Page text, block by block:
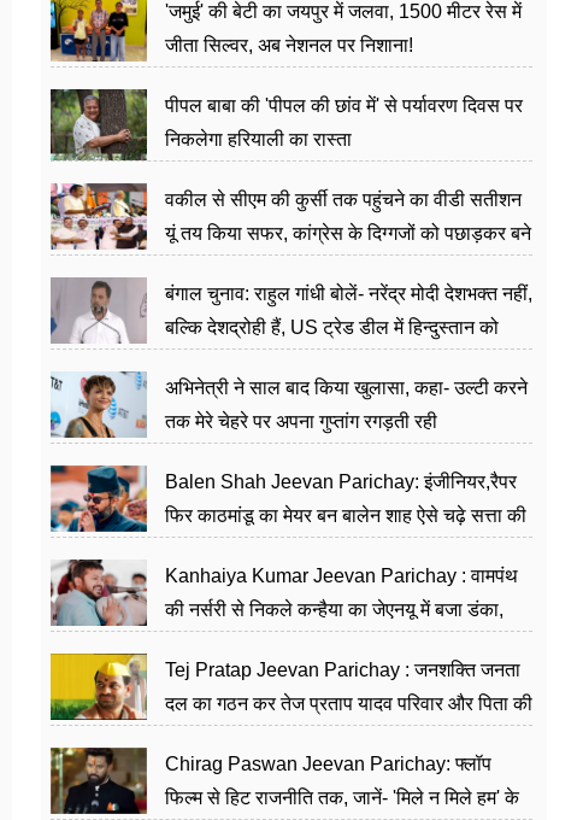
'जमुई' की बेटी का जयपुर में जलवा, 1500 मीटर रेस में
जीता सिल्वर, अब नेशनल पर निशाना!
पीपल बाबा की 'पीपल की छांव में' से पर्यावरण दिवस पर
निकलेगा हरियाली का रास्ता
वकील से सीएम की कुर्सी तक पहुंचने का वीडी सतीशन
यूं तय किया सफर, कांग्रेस के दिग्गजों को पछाड़कर बने
बंगाल चुनाव: राहुल गांधी बोलें- नरेंद्र मोदी देशभक्त नहीं,
बल्कि देशद्रोही हैं, US ट्रेड डील में हिन्दुस्तान को
अभिनेत्री ने साल बाद किया खुलासा, कहा- उल्टी करने
तक मेरे चेहरे पर अपना गुप्तांग रगड़ती रही
Balen Shah Jeevan Parichay: इंजीनियर,रैपर
फिर काठमांडू का मेयर बन बालेन शाह ऐसे चढ़े सत्ता की
Kanhaiya Kumar Jeevan Parichay : वामपंथ
की नर्सरी से निकले कन्हैया का जेएनयू में बजा डंका,
Tej Pratap Jeevan Parichay : जनशक्ति जनता
दल का गठन कर तेज प्रताप यादव परिवार और पिता की
Chirag Paswan Jeevan Parichay: फ्लॉप
फिल्म से हिट राजनीति तक, जानें- 'मिले न मिले हम' के